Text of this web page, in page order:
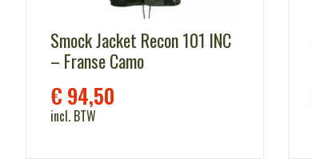
Smock Jacket Recon 101 INC
– Franse Camo
€ 94,50
incl. BTW